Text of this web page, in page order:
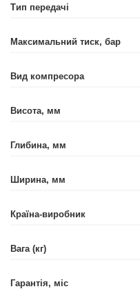
Тип передачі
Максимальний тиск, бар
Вид компресора
Висота, мм
Глибина, мм
Ширина, мм
Країна-виробник
Вага (кг)
Гарантія, міс